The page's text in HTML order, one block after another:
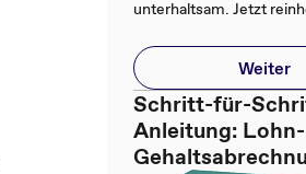
unterhaltsam. Jetzt
Weiter
Schritt-für-
Anleitung: